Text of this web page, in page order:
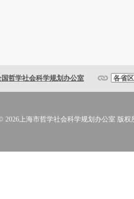
国哲学社会科学规划办公室
2026上海市哲学社会科学规划办公室 版权